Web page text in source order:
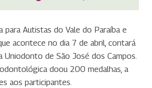
para Autistas do Vale do Paraíba e
acontece no dia 7 de abril, contará
Uniodonto de São José dos Campos.
doou 200 medalhas, a
aos participantes.